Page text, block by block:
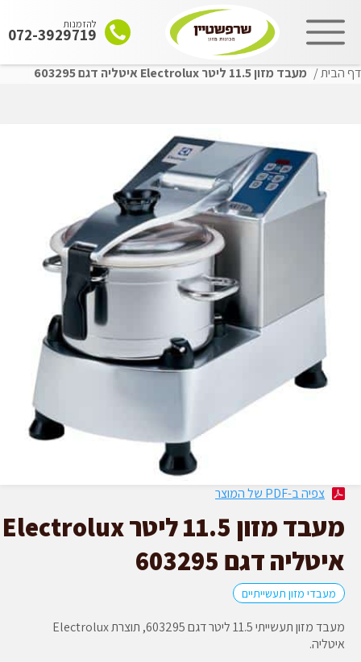
שִׂים
בִּקְלִיק"
להזמנות
072-3929719
דף הבית/ מעבד מזון 11.5 ליטר Electrolux איטליה דגם 603295
מעבד מזון 11.5 ליטר Electrolux
איטליה דגם 603295
מעבדי מזון תעשייתיים
מעבד מזון תעשייתי 11.5 ליטר דגם 603295, תוצרת Electrolux
איטליה.
צפיה ב-PDF של המוצר